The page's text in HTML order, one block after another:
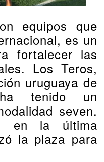
equipos que
es un
fortalecer las
Los Teros,
uruguaya de
tenido un
seven.
en la última
la plaza para